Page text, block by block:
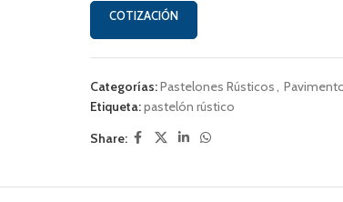
COTIZACIÓN
Categorías:Pastelones Rústicos,
Etiqueta:pastelón rústico
Share: